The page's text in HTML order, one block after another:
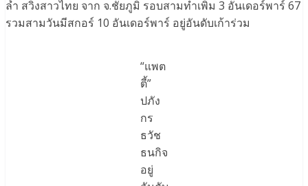
ล้ำ สวิงสาวไทย จาก จ.ชัยภูมิ รอบสามทำเพิ่ม 3 อันเดอร์พาร์ 67
รวมสามวันมีสกอร์ 10 อันเดอร์พาร์ อยู่อันดับเก้าร่วม
“แพต
ตี้”
ปภัง
กร
ธวัช
ธนกิจ
อยู่